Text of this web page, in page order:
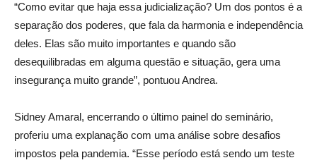
“Como evitar que haja essa judicialização? Um dos pontos é a
separação dos poderes, que fala da harmonia e independência
deles. Elas são muito importantes e quando são
desequilibradas em alguma questão e situação, gera uma
insegurança muito grande”, pontuou Andrea.
Sidney Amaral, encerrando o último painel do seminário,
proferiu uma explanação com uma análise sobre desafios
impostos pela pandemia. “Esse período está sendo um teste